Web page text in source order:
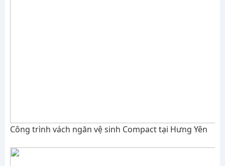
Công trình vách ngăn vệ sinh Compact tại Hưng Yên